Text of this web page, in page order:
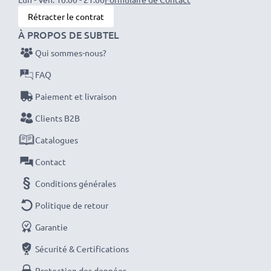
Rétracter le contrat
À PROPOS DE SUBTEL
Qui sommes-nous?
FAQ
Paiement et livraison
Clients B2B
Catalogues
Contact
Conditions générales
Politique de retour
Garantie
Sécurité & Certifications